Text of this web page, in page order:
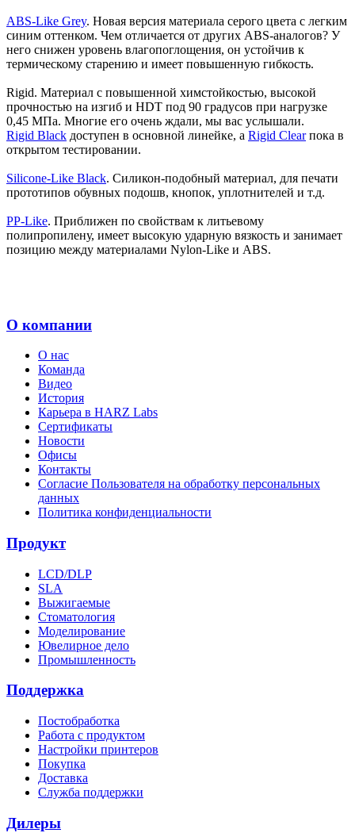
ABS-Like Grey. Новая версия материала серого цвета с легким
синим оттенком. Чем отличается от других ABS-аналогов? У
него снижен уровень влагопоглощения, он устойчив к
термическому старению и имеет повышенную гибкость.
Rigid. Материал с повышенной химстойкостью, высокой
прочностью на изгиб и HDT под 90 градусов при нагрузке
0,45 МПа. Многие его очень ждали, мы вас услышали.
Rigid Black доступен в основной линейке, а Rigid Clearпока в
открытом тестировании.
Silicone-Like Black. Силикон-подобный материал, для печати
прототипов обувных подошв, кнопок, уплотнителей и т.д.
PP-Like. Приближен по свойствам к литьевому
полипропилену, имеет высокую ударную вязкость и занимает
позицию между материалами Nylon-Like и ABS.
О компании
О нас
Команда
Видео
История
Карьера в HARZ Labs
Сертификаты
Новости
Офисы
Контакты
Согласие Пользователя на обработку персональных
данных
Политика конфиденциальности
Продукт
LCD/DLP
SLA
Выжигаемые
Стоматология
Моделирование
Ювелирное дело
Промышленность
Поддержка
Постобработка
Работа с продуктом
Настройки принтеров
Покупка
Доставка
Служба поддержки
Дилеры